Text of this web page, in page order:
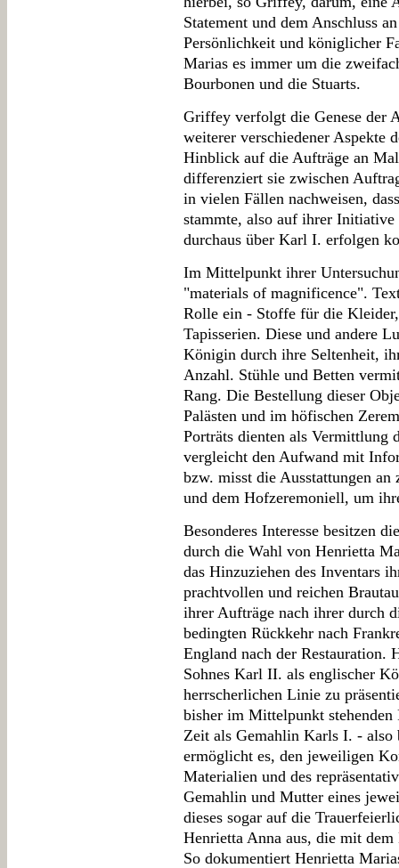
Statement und dem Anschluss
Persönlichkeit und königlicher
Marias es immer um die
Bourbonen und die Stuarts.
Griffey verfolgt die Genese der
weiterer verschiedener Aspekte
Hinblick auf die Aufträge an
differenziert sie zwischen
in vielen Fällen nachweisen,
stammte, also auf ihrer Initiative
durchaus über Karl I. erfolgen
Im Mittelpunkt ihrer
"materials of magnificence".
Rolle ein - Stoffe für die
Tapisserien. Diese und andere
Königin durch ihre Seltenheit,
Anzahl. Stühle und Betten
Rang. Die Bestellung dieser
Palästen und im höfischen
Porträts dienten als Vermittlung
vergleicht den Aufwand mit
bzw. misst die Ausstattungen an
und dem Hofzeremoniell, um
Besonderes Interesse besitzen
durch die Wahl von Henrietta
das Hinzuziehen des Inventars
prachtvollen und reichen
ihrer Aufträge nach ihrer durch
bedingten Rückkehr nach
England nach der Restauration.
Sohnes Karl II. als englischer
herrscherlichen Linie zu
bisher im Mittelpunkt
Zeit als Gemahlin Karls I. - also
ermöglicht es, den jeweiligen
Materialien und des
Gemahlin und Mutter eines
dieses sogar auf die
Henrietta Anna aus, die mit
So dokumentiert Henrietta